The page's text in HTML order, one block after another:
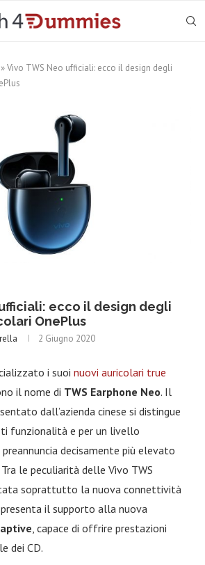
»Vivo TWS Neo ufficiali: ecco il design degli
ecco il design degli
OnePlus
2 Giugno 2020
i suoi nuovi auricolari true
il nome di TWS Earphone Neo. Il
dall’azienda cinese si distingue
funzionalità e per un livello
decisamente più elevato
le peculiarità delle Vivo TWS
soprattutto la nuova connettività
presenta il supporto alla nuova
, capace di offrire prestazioni
dei CD.